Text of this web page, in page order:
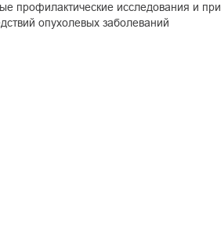
профилактические исследования и при
опухолевых заболеваний